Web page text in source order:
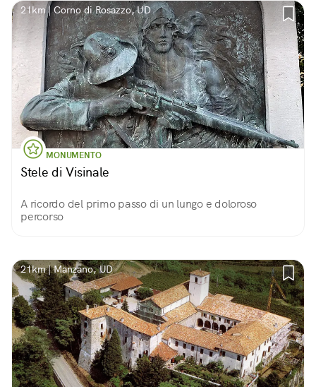
21km | Corno di Rosazzo, UD
MONUMENTO
Stele di Visinale
A ricordo del primo passo di un lungo e doloroso
percorso
21km | Manzano, UD